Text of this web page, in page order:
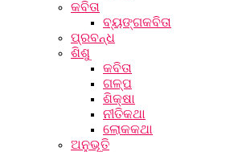
କବିତା
ବ୍ୟଙ୍ଗକବିତା
ପ୍ରବନ୍ଧ
ଶିଶୁ
କବିତା
ଗଳ୍ପ
ଶିକ୍ଷା
ନୀତିକଥା
ଲୋକକଥା
ଅନୁଭୂତି